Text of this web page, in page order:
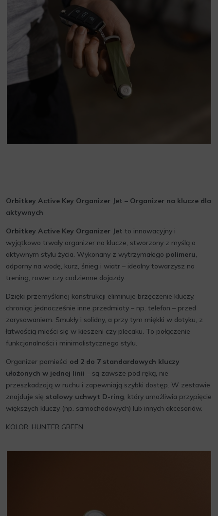
Orbitkey Active Key Organizer Jet – Organizer na klucze dla
aktywnych
Orbitkey Active Key Organizer Jet to innowacyjny i
wyjątkowo trwały organizer na klucze, stworzony z myślą o
aktywnym stylu życia. Wykonany z wytrzymałego polimeru,
odporny na wodę, kurz, śnieg i wiatr – idealny towarzysz na
trening, rower czy codzienne dojazdy.
Dzięki przemyślanej konstrukcji eliminuje brzęczenie kluczy,
chroniąc jednocześnie inne przedmioty – np. telefon – przed
zarysowaniem. Smukły i solidny, a przy tym miękki w dotyku, z
łatwością mieści się w kieszeni czy plecaku. To połączenie
funkcjonalności i minimalistycznego stylu.
Organizer pomieści od 2 do 7 standardowych kluczy
ułożonych w jednej linii – są zawsze pod ręką, nie
przeszkadzają w ruchu i zapewniają szybki dostęp. W zestawie
znajduje się stalowy uchwyt D-ring, który umożliwia przypięcie
większych kluczy (np. samochodowych) lub innych akcesoriów.
KOLOR: HUNTER GREEN